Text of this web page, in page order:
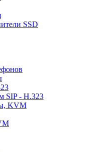
SSD
SIP - H.323
KVM